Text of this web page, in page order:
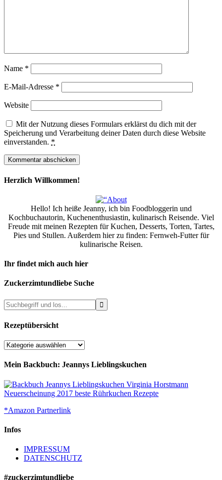
Name *
E-Mail-Adresse *
Website
Mit der Nutzung dieses Formulars erklärst du dich mit der
Speicherung und Verarbeitung deiner Daten durch diese Website
einverstanden. *
Herzlich Willkommen!
Hello! Ich heiße Jeanny, ich bin Foodbloggerin und
Kochbuchautorin, Kuchenenthusiastin, kulinarisch Reisende. Viel
Freude mit meinen Rezepten für Kuchen, Desserts, Torten, Tartes,
Pies und Stullen. Außerdem hier zu finden: Fernweh-Futter für
kulinarische Reisen.
Ihr findet mich auch hier
Zuckerzimtundliebe Suche
Rezeptübersicht
Rezeptübersicht
Mein Backbuch: Jeannys Lieblingskuchen
*Amazon Partnerlink
Infos
IMPRESSUM
DATENSCHUTZ
#zuckerzimtundliebe